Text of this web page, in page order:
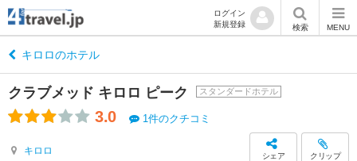
ログイン
新規登録
検索 MENU
キロロのホテル
クラブメッド キロロ ピーク スタンダードホテル
3.0 1件のクチコミ
キロロ シェア クリップ